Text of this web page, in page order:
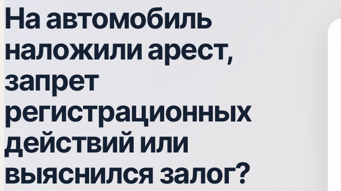
На автомобиль
наложили арест,
запрет
регистрационных
действий или
выяснился залог?